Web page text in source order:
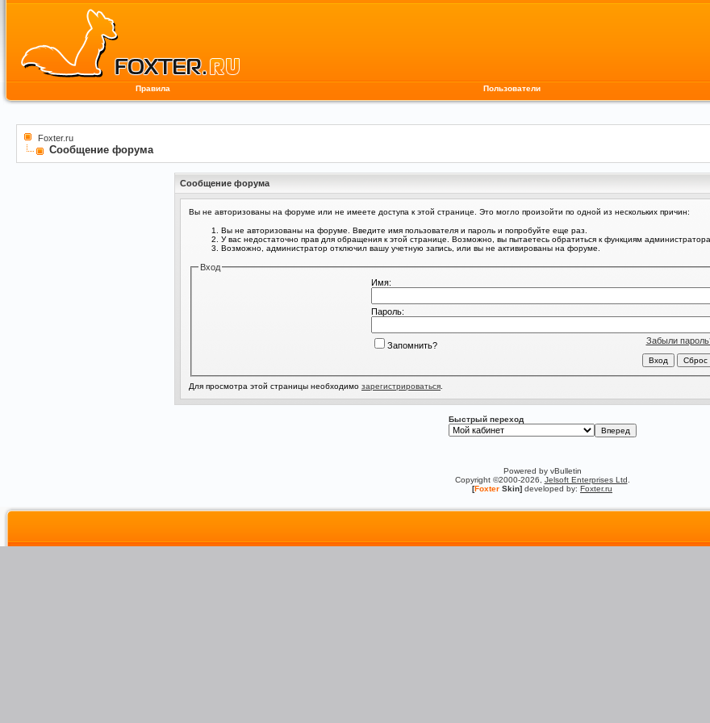
Правила Пользователи
Foxter.ru
Сообщение форума
Сообщение форума
Вы не авторизованы на форуме или не имеете доступа к этой странице. Это могло произойти по одной из нескольких причин:
Вы не авторизованы на форуме. Введите имя пользователя и пароль и попробуйте еще раз.
У вас недостаточно прав для обращения к этой странице. Возможно, вы пытаетесь обратиться к функциям
Возможно, администратор отключил вашу учетную запись, или вы не активированы на форуме.
Вход
Имя:
Пароль:
Забыли
Запомнить?
Для просмотра этой страницы необходимо зарегистрироваться
Быстрый переход
Powered by vBulletin
Copyright ©2000-2026, Jelsoft Enterprises Ltd
[Foxter Skin] developed by: Foxter.ru